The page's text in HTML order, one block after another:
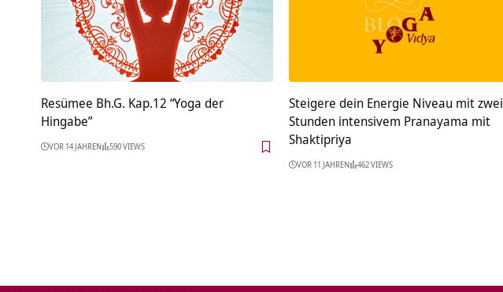
Resümee Bh.G. Kap.12 “Yoga der
Hingabe”
VOR 14 JAHREN 590 VIEWS
Steigere dein Energie Niveau mit zwei
Stunden intensivem Pranayama mit
Shaktipriya
VOR 11 JAHREN 462 VIEWS